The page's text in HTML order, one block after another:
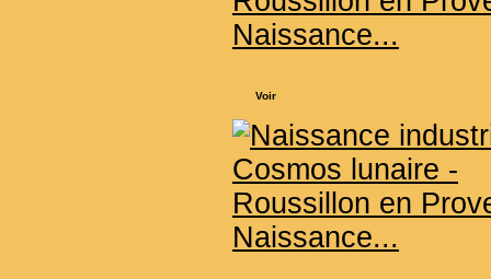
Naissance...
Voir
Naissance...